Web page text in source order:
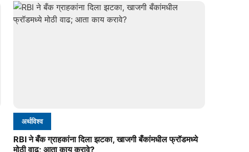
अर्थविश्व
RBI ने बँक ग्राहकांना दिला झटका, खाजगी बँकांमधील फ्रॉडमध्ये
मोठी वाढ; आता काय करावे?